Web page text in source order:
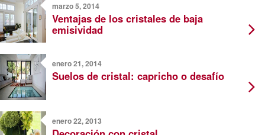
marzo 5, 2014
Ventajas de los cristales de baja
emisividad
enero 21, 2014
Suelos de cristal: capricho o desafío
enero 22, 2013